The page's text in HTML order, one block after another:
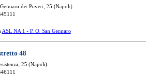
dei Poveri, 25 (Napoli)
ASL NA 1 - P. O. San Gennaro
48
25 (Napoli)